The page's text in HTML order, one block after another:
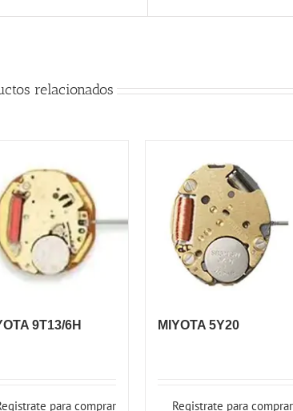
relacionados
9T13/6H
para comprar
MIYOTA 5Y20
Registrate para comprar